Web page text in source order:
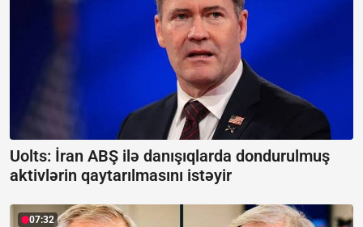
Uolts: İran ABŞ ilə danışıqlarda dondurulmuş
aktivlərin qaytarılmasını istəyir
07:32